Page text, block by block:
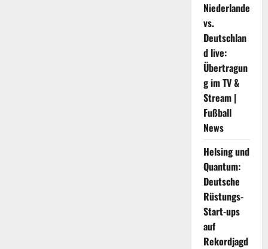
Niederlande
vs.
Deutschlan
d live:
Übertragun
g im TV &
Stream |
Fußball
News
Helsing und
Quantum:
Deutsche
Rüstungs-
Start-ups
auf
Rekordjagd